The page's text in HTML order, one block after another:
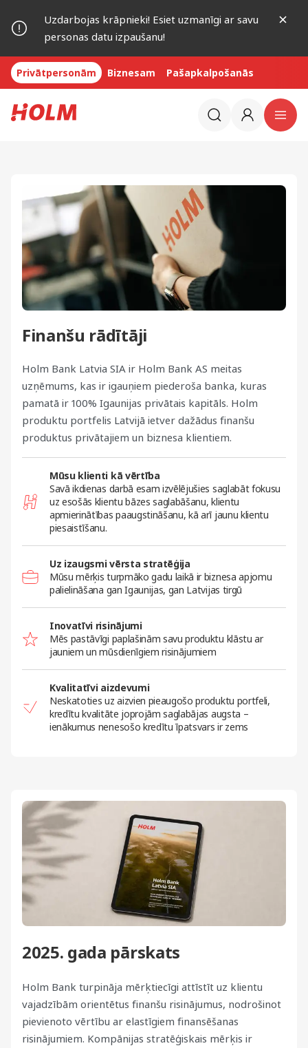
Uzdarbojas krāpnieki! Esiet uzmanīgi ar savu
personas datu izpaušanu!
Privātpersonām Biznesam Pašapkalpošanās
Finanšu rādītāji
Holm Bank Latvia SIA ir Holm Bank AS meitas
uzņēmums, kas ir igauņiem piederoša banka, kuras
pamatā ir 100% Igaunijas privātais kapitāls. Holm
produktu portfelis Latvijā ietver dažādus finanšu
produktus privātajiem un biznesa klientiem.
Mūsu klienti kā vērtība
Savā ikdienas darbā esam izvēlējušies saglabāt fokusu
uz esošās klientu bāzes saglabāšanu, klientu
apmierinātības paaugstināšanu, kā arī jaunu klientu
piesaistīšanu.
Uz izaugsmi vērsta stratēģija
Mūsu mērķis turpmāko gadu laikā ir biznesa apjomu
palielināšana gan Igaunijas, gan Latvijas tirgū
Inovatīvi risinājumi
Mēs pastāvīgi paplašinām savu produktu klāstu ar
jauniem un mūsdienīgiem risinājumiem
Kvalitatīvi aizdevumi
Neskatoties uz aizvien pieaugošo produktu portfeli,
kredītu kvalitāte joprojām saglabājas augsta –
ienākumus nenesošo kredītu īpatsvars ir zems
2025. gada pārskats
Holm Bank turpināja mērķtiecīgi attīstīt uz klientu
vajadzībām orientētus finanšu risinājumus, nodrošinot
pievienoto vērtību ar elastīgiem finansēšanas
risinājumiem. Kompānijas stratēģiskais mērķis ir